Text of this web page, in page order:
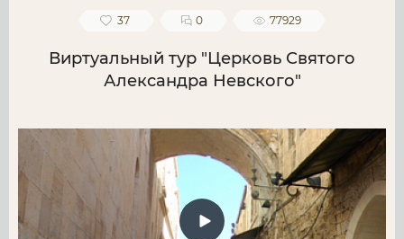
37 0 77929
Виртуальный тур "Церковь Святого
Александра Невского"